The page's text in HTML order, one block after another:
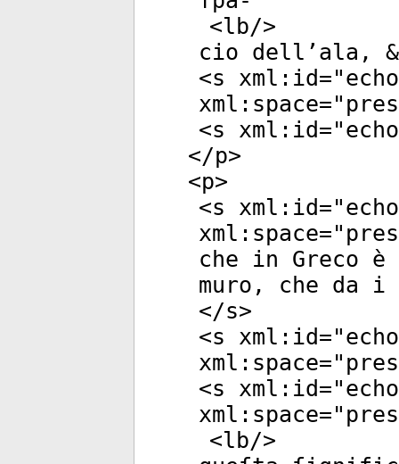
<lb/>
cio dell’ala,
<s xml:id="
xml:space="
<s xml:id="
</p>
<p>
<s xml:id="
xml:space="
che in Greco
muro, che da
</s>
<s xml:id="
xml:space="
<s xml:id="
xml:space="
<lb/>